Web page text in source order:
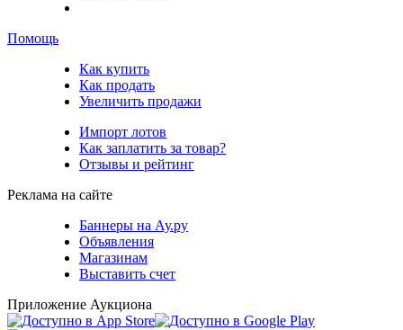
Помощь
Как купить
Как продать
Увеличить продажи
Импорт лотов
Как заплатить за товар?
Отзывы и рейтинг
Реклама на сайте
Баннеры на Ау.ру
Объявления
Магазинам
Выставить счет
Приложение Аукциона